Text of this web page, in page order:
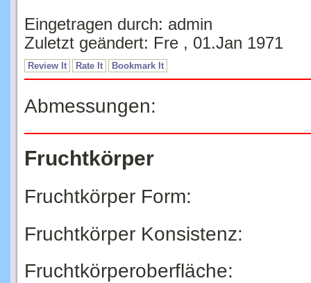
Eingetragen durch: admin
Zuletzt geändert: Fre , 01.Jan 1971
Review It Rate It Bookmark It
Abmessungen:
Fruchtkörper
Fruchtkörper Form:
Fruchtkörper Konsistenz:
Fruchtkörperoberfläche: